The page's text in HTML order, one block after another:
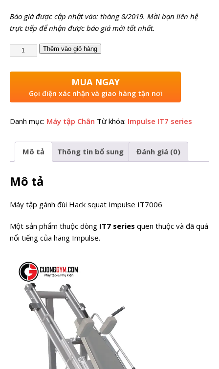
Báo giá được cập nhật vào: tháng 8/2019. Mời bạn liên hệ
trực tiếp để nhận được báo giá mới tốt nhất.
Thêm vào giỏ hàng
MUA NGAY
Gọi điện xác nhận và giao hàng tận nơi
Danh mục: Máy tập Chân Từ khóa: Impulse IT7 series
Mô tả Thông tin bổ sung Đánh giá (0)
Mô tả
Máy tập gánh đùi Hack squat Impulse IT7006
Một sản phẩm thuộc dòng IT7 series quen thuộc và đã quá
nổi tiếng của hãng Impulse.